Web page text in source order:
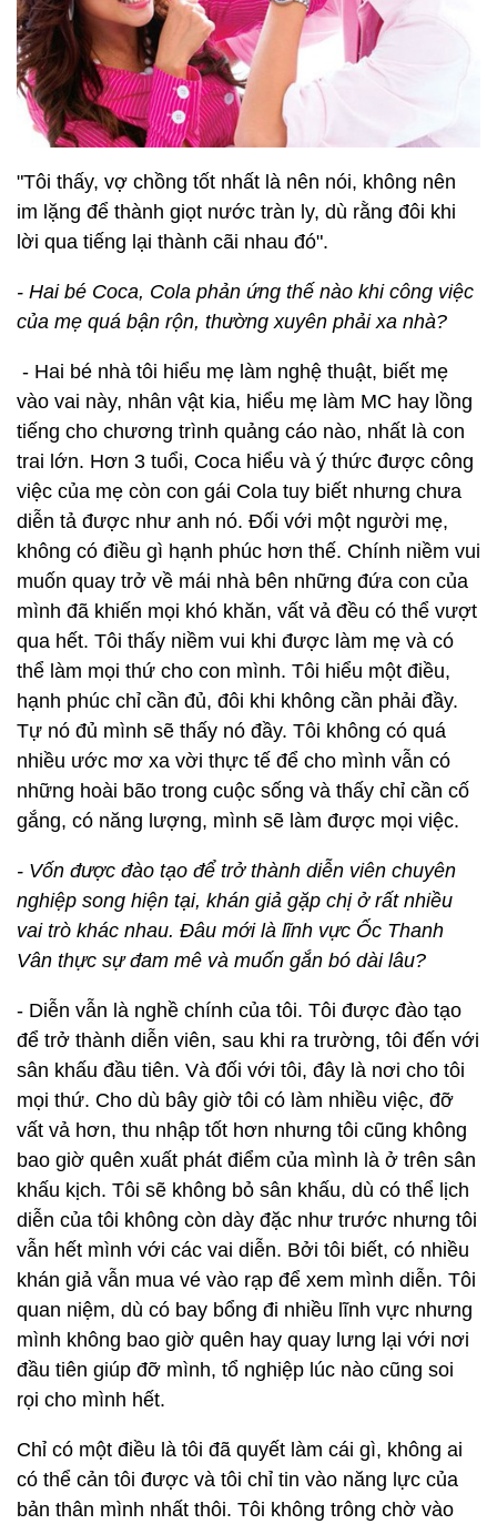
"Tôi thấy, vợ chồng tốt nhất là nên nói, không nên
im lặng để thành giọt nước tràn ly, dù rằng đôi khi
lời qua tiếng lại thành cãi nhau đó".
- Hai bé Coca, Cola phản ứng thế nào khi công việc
của mẹ quá bận rộn, thường xuyên phải xa nhà?
- Hai bé nhà tôi hiểu mẹ làm nghệ thuật, biết mẹ
vào vai này, nhân vật kia, hiểu mẹ làm MC hay lồng
tiếng cho chương trình quảng cáo nào, nhất là con
trai lớn. Hơn 3 tuổi, Coca hiểu và ý thức được công
việc của mẹ còn con gái Cola tuy biết nhưng chưa
diễn tả được như anh nó. Đối với một người mẹ,
không có điều gì hạnh phúc hơn thế. Chính niềm vui
muốn quay trở về mái nhà bên những đứa con của
mình đã khiến mọi khó khăn, vất vả đều có thể vượt
qua hết. Tôi thấy niềm vui khi được làm mẹ và có
thể làm mọi thứ cho con mình. Tôi hiểu một điều,
hạnh phúc chỉ cần đủ, đôi khi không cần phải đầy.
Tự nó đủ mình sẽ thấy nó đầy. Tôi không có quá
nhiều ước mơ xa vời thực tế để cho mình vẫn có
những hoài bão trong cuộc sống và thấy chỉ cần cố
gắng, có năng lượng, mình sẽ làm được mọi việc.
- Vốn được đào tạo để trở thành diễn viên chuyên
nghiệp song hiện tại, khán giả gặp chị ở rất nhiều
vai trò khác nhau. Đâu mới là lĩnh vực Ốc Thanh
Vân thực sự đam mê và muốn gắn bó dài lâu?
- Diễn vẫn là nghề chính của tôi. Tôi được đào tạo
để trở thành diễn viên, sau khi ra trường, tôi đến với
sân khấu đầu tiên. Và đối với tôi, đây là nơi cho tôi
mọi thứ. Cho dù bây giờ tôi có làm nhiều việc, đỡ
vất vả hơn, thu nhập tốt hơn nhưng tôi cũng không
bao giờ quên xuất phát điểm của mình là ở trên sân
khấu kịch. Tôi sẽ không bỏ sân khấu, dù có thể lịch
diễn của tôi không còn dày đặc như trước nhưng tôi
vẫn hết mình với các vai diễn. Bởi tôi biết, có nhiều
khán giả vẫn mua vé vào rạp để xem mình diễn. Tôi
quan niệm, dù có bay bổng đi nhiều lĩnh vực nhưng
mình không bao giờ quên hay quay lưng lại với nơi
đầu tiên giúp đỡ mình, tổ nghiệp lúc nào cũng soi
rọi cho mình hết.
Chỉ có một điều là tôi đã quyết làm cái gì, không ai
có thể cản tôi được và tôi chỉ tin vào năng lực của
bản thân mình nhất thôi. Tôi không trông chờ vào